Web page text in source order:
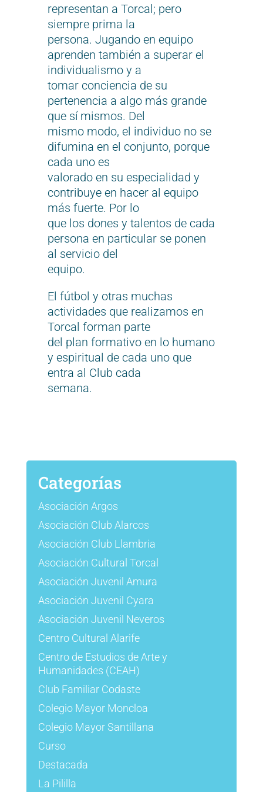
representan a Torcal; pero
siempre prima la
persona. Jugando en equipo
aprenden también a superar el
individualismo y a
tomar conciencia de su
pertenencia a algo más grande
que sí mismos. Del
mismo modo, el individuo no se
difumina en el conjunto, porque
cada uno es
valorado en su especialidad y
contribuye en hacer al equipo
más fuerte. Por lo
que los dones y talentos de cada
persona en particular se ponen
al servicio del
equipo.
El fútbol y otras muchas
actividades que realizamos en
Torcal forman parte
del plan formativo en lo humano
y espiritual de cada uno que
entra al Club cada
semana.
Categorías
Asociación Argos
Asociación Club Alarcos
Asociación Club Llambria
Asociación Cultural Torcal
Asociación Juvenil Amura
Asociación Juvenil Cyara
Asociación Juvenil Neveros
Centro Cultural Alarife
Centro de Estudios de Arte y
Humanidades (CEAH)
Club Familiar Codaste
Colegio Mayor Moncloa
Colegio Mayor Santillana
Curso
Destacada
La Pililla